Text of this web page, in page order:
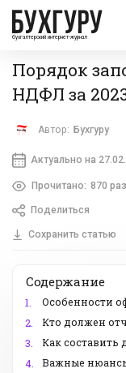
бухгалтерский интернет-журнал
Порядок
НДФЛ за
Автор: Бухгуру
Актуально на
Прочитано: 870 раз
Поделиться
Сохранить статью
Содержание
1.
Особенности
2.
Кто должен
3.
Как составить
4.
Важные